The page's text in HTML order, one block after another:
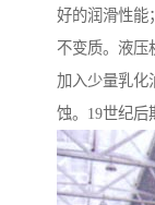
好的润滑性
不变质。液压
加入少量乳化
蚀。19世纪后